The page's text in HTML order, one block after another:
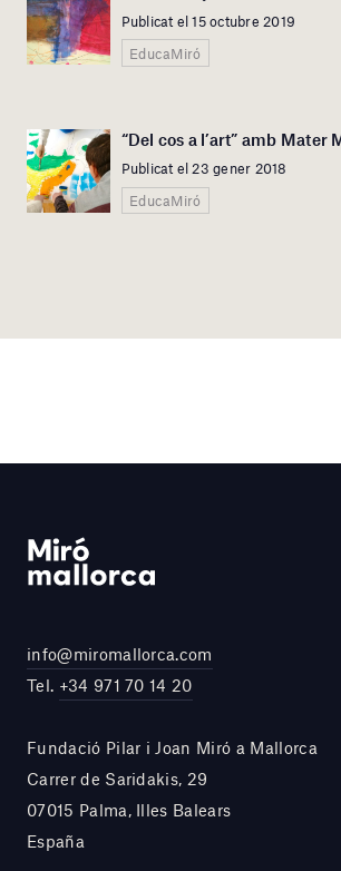
Publicat el 15 octubre 2019
EducaMiró
“Del cos a l’art” amb Mater
Publicat el 23 gener 2018
EducaMiró
info@miromallorca.com
Tel. +34 971 70 14 20
Fundació Pilar i Joan Miró a Mallorca
Carrer de Saridakis, 29
07015 Palma, Illes Balears
España